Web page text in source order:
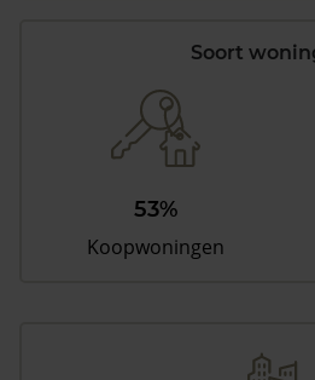
Soort
53%
Koopwoningen